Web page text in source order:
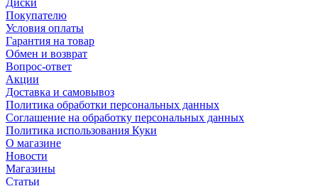
Покупателю
Условия оплаты
Гарантия на товар
Обмен и возврат
Вопрос-ответ
Акции
Доставка и самовывоз
Политика обработки персональных данных
Соглашение на обработку персональных данных
Политика использования Куки
О магазине
Новости
Магазины
Статьи